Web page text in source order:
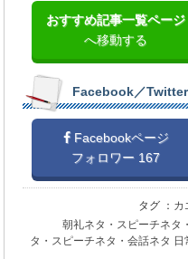
おすすめ記事一覧ページ
へ移動する
Facebook／Twitter
Facebookページ
フォロワー 167
タグ ： カ
朝礼ネタ・スピーチネタ
タ・スピーチネタ・会話ネタ 日